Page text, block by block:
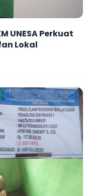
UNESA Perkuat
Lokal